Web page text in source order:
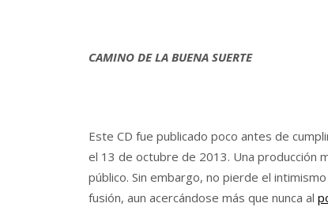
CAMINO DE LA BUENA SUERTE
Este CD fue publicado poco antes de
el 13 de octubre de 2013. Una producción
público. Sin embargo, no pierde el
fusión, aun acercándose más que nunca al